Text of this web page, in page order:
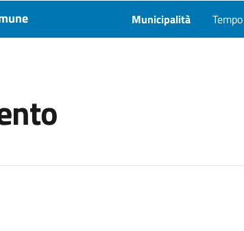
Municipalità